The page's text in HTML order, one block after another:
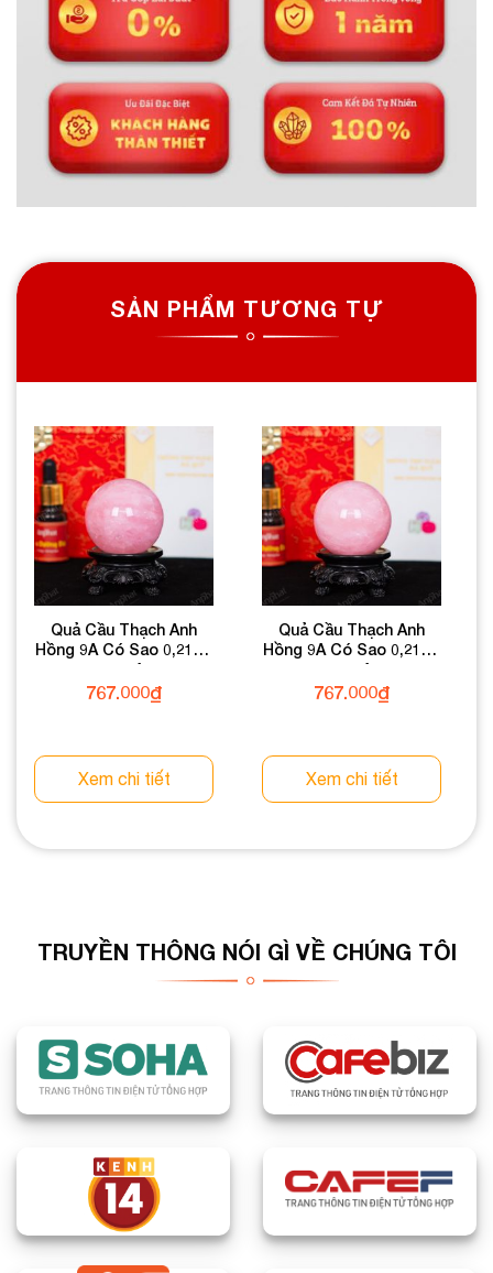
SẢN PHẨM TƯƠNG TỰ
Quả Cầu Thạch Anh
Hồng 9A Có Sao 0,21kg
012-0769A-0,21
767.000₫
Xem chi tiết
Quả Cầu Thạch Anh
Hồng 9A Có Sao 0,21kg
012-0769A-0,21
767.000₫
Xem chi tiết
TRUYỀN THÔNG NÓI GÌ VỀ CHÚNG TÔI